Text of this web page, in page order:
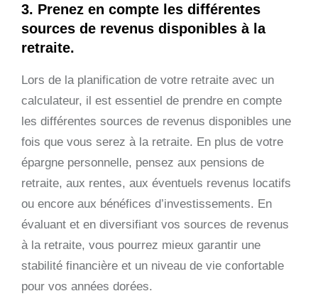
3. Prenez en compte les différentes
sources de revenus disponibles à la
retraite.
Lors de la planification de votre retraite avec un
calculateur, il est essentiel de prendre en compte
les différentes sources de revenus disponibles une
fois que vous serez à la retraite. En plus de votre
épargne personnelle, pensez aux pensions de
retraite, aux rentes, aux éventuels revenus locatifs
ou encore aux bénéfices d’investissements. En
évaluant et en diversifiant vos sources de revenus
à la retraite, vous pourrez mieux garantir une
stabilité financière et un niveau de vie confortable
pour vos années dorées.